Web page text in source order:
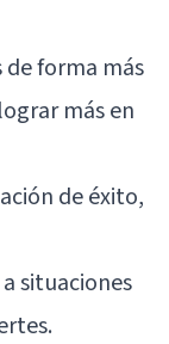
forma más
más en
de éxito,
situaciones